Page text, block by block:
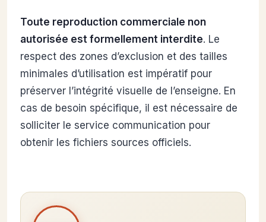
Toute reproduction commerciale non
autorisée est formellement interdite. Le
respect des zones d’exclusion et des tailles
minimales d’utilisation est impératif pour
préserver l’intégrité visuelle de l’enseigne. En
cas de besoin spécifique, il est nécessaire de
solliciter le service communication pour
obtenir les fichiers sources officiels.